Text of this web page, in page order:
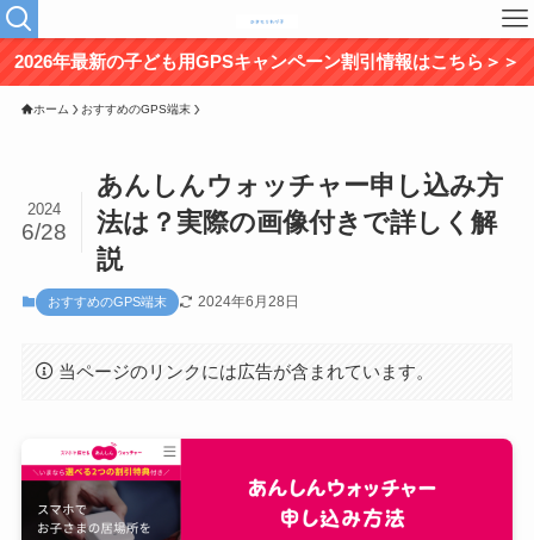
2026年最新の子ども用GPSキャンペーン割引情報はこちら＞＞
ホーム おすすめのGPS端末
あんしんウォッチャー申し込み方
法は？実際の画像付きで詳しく解
説
2024
6/28
おすすめのGPS端末 2024年6月28日
当ページのリンクには広告が含まれています。